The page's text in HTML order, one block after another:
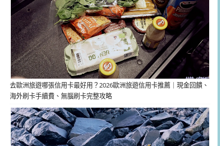
去歐洲旅遊哪張信用卡最好用？2026歐洲旅遊信用卡推薦｜現金回饋、
海外刷卡手續費、無腦刷卡完整攻略